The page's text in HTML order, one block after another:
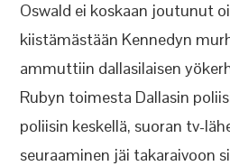
Oswald ei koskaan joutunut
kiistämästään Kennedyn
ammuttiin dallasilaisen
Rubyn toimesta Dallasin
poliisin keskellä, suoran tv-
seuraaminen jäi takaraivoon